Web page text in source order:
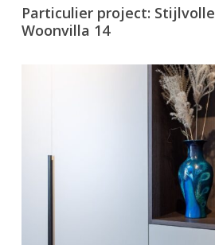
Particulier project: Stijlvolle
Woonvilla 14